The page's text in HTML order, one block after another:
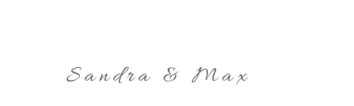
Sandra & Max